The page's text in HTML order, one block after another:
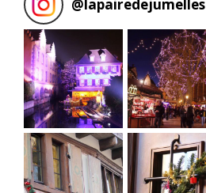
@lapairedejumelles